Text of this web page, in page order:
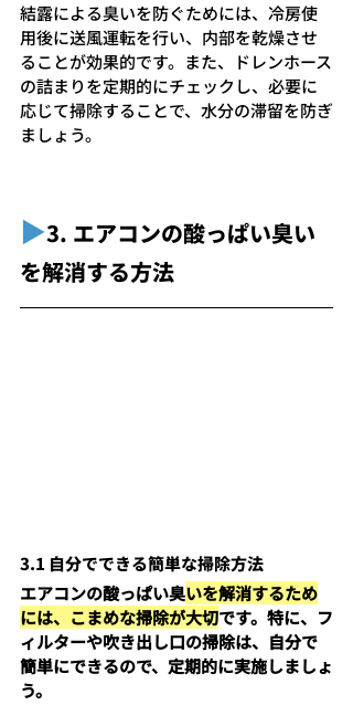
結露による臭いを防ぐためには、冷房使
用後に送風運転を行い、内部を乾燥させ
ることが効果的です。また、ドレンホース
の詰まりを定期的にチェックし、必要に
応じて掃除することで、水分の滞留を防ぎ
ましょう。
▶︎3. エアコンの酸っぱい臭い
を解消する方法
3.1 自分でできる簡単な掃除方法
エアコンの酸っぱい臭いを解消するため
には、こまめな掃除が大切です。特に、フ
ィルターや吹き出し口の掃除は、自分で
簡単にできるので、定期的に実施しましょ
う。